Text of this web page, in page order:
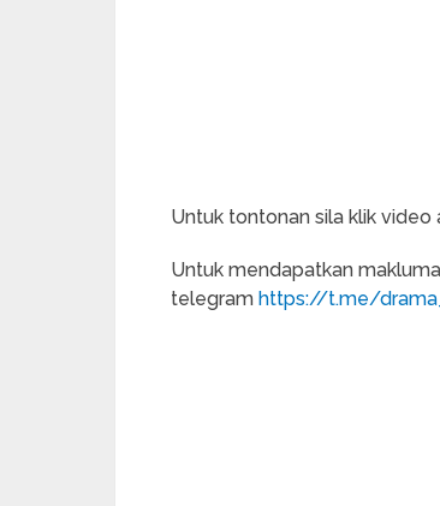
Untuk tontonan sila klik video
Untuk mendapatkan
telegram https://t.me/